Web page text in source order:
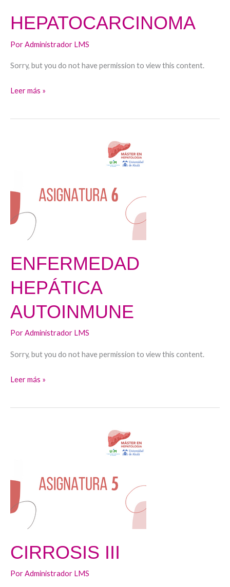
HEPATOCARCINOMA
PorAdministrador LMS
Sorry, but you do not have permission to view this content.
Leer más »
ENFERMEDAD
HEPÁTICA
AUTOINMUNE
PorAdministrador LMS
Sorry, but you do not have permission to view this content.
Leer más »
CIRROSIS III
PorAdministrador LMS